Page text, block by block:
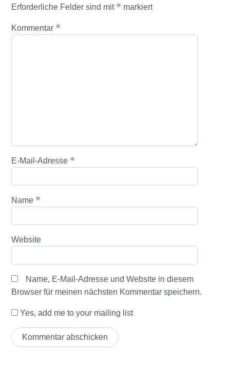
Erforderliche Felder sind mit * markiert
Kommentar *
E-Mail-Adresse *
Name *
Website
Name, E-Mail-Adresse und Website in diesem
Browser für meinen nächsten Kommentar speichern.
Yes, add me to your mailing list